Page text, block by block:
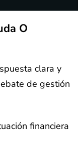
O
clara y
de gestión
financiera